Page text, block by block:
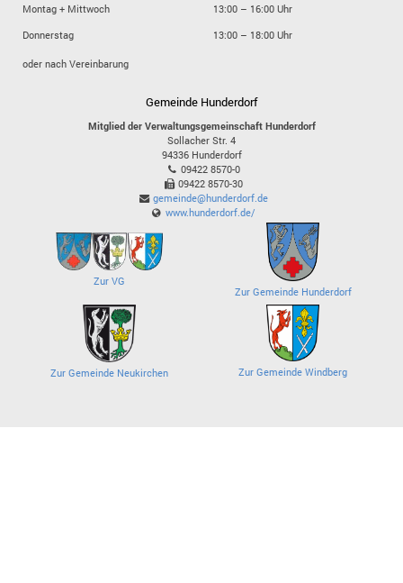
Montag + Mittwoch
13:00 – 16:00 Uhr
Donnerstag
13:00 – 18:00 Uhr
oder nach Vereinbarung
Gemeinde Hunderdorf
Mitglied der Verwaltungsgemeinschaft Hunderdorf
Sollacher Str. 4
94336 Hunderdorf
09422 8570-0
09422 8570-30
gemeinde@hunderdorf.de
www.hunderdorf.de/
Zur VG
Zur Gemeinde Hunderdorf
Zur Gemeinde Neukirchen Zur Gemeinde Windberg